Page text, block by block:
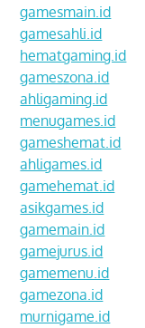
gamesmain.id
gamesahli.id
hematgaming.id
gameszona.id
ahligaming.id
menugames.id
gameshemat.id
ahligames.id
gamehemat.id
asikgames.id
gamemain.id
gamejurus.id
gamemenu.id
gamezona.id
murnigame.id